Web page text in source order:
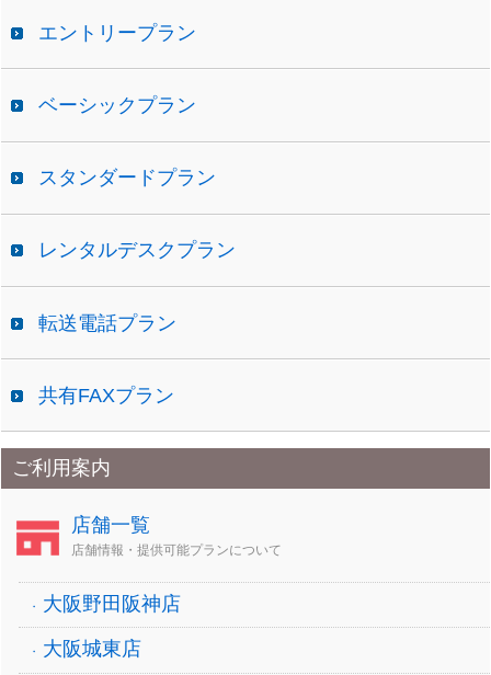
エントリープラン
ベーシックプラン
スタンダードプラン
レンタルデスクプラン
転送電話プラン
共有FAXプラン
ご利用案内
店舗一覧
店舗情報・提供可能プランについて
大阪野田阪神店
大阪城東店